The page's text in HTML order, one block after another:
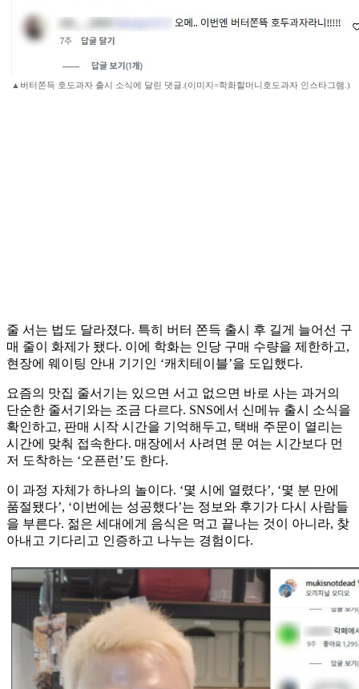
▲버터쫀득 호도과자 출시 소식에 달린 댓글.(이미지=학화할머니호도과자 인스타그램.)
줄 서는 법도 달라졌다. 특히 버터 쫀득 출시 후 길게 늘어선 구
매 줄이 화제가 됐다. 이에 학화는 인당 구매 수량을 제한하고,
현장에 웨이팅 안내 기기인 ‘캐치테이블’을 도입했다.
요즘의 맛집 줄서기는 있으면 서고 없으면 바로 사는 과거의
단순한 줄서기와는 조금 다르다. SNS에서 신메뉴 출시 소식을
확인하고, 판매 시작 시간을 기억해두고, 택배 주문이 열리는
시간에 맞춰 접속한다. 매장에서 사려면 문 여는 시간보다 먼
저 도착하는 ‘오픈런’도 한다.
이 과정 자체가 하나의 놀이다. ‘몇 시에 열렸다’, ‘몇 분 만에
품절됐다’, ‘이번에는 성공했다’는 정보와 후기가 다시 사람들
을 부른다. 젊은 세대에게 음식은 먹고 끝나는 것이 아니라, 찾
아내고 기다리고 인증하고 나누는 경험이다.